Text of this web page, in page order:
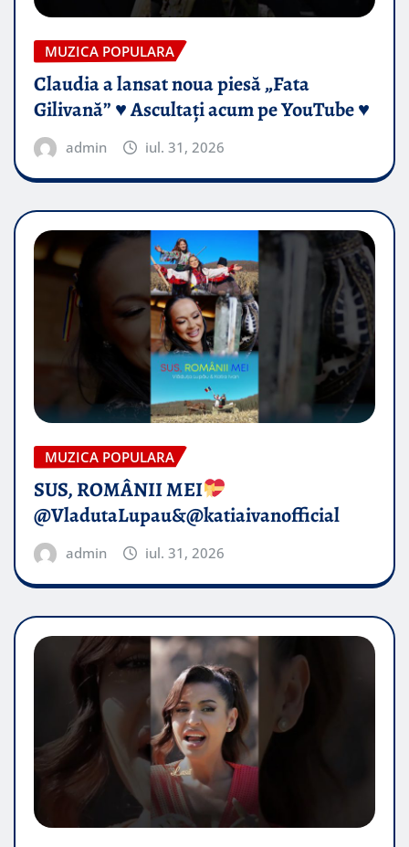
MUZICA POPULARA
Claudia a lansat noua piesă „Fata
Gilivană” ♥️ Ascultați acum pe YouTube ♥️
admin iul. 31, 2026
MUZICA POPULARA
SUS, ROMÂNII MEI
@VladutaLupau&@katiaivanofficial
admin iul. 31, 2026